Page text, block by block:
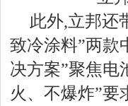
此外,立邦还
致冷涂料”两款
决方案”聚焦电
火、不爆炸”要